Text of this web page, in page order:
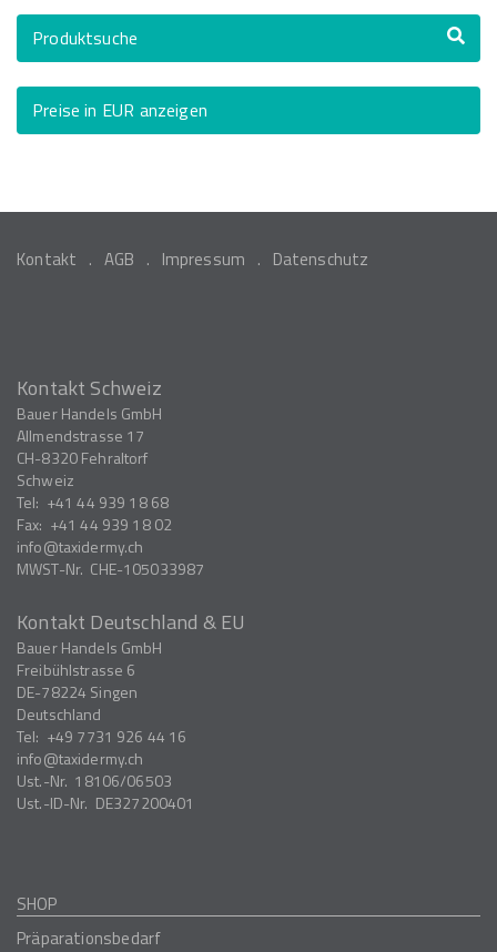
Produktsuche
Preise in EUR anzeigen
Kontakt AGB Impressum Datenschutz
Kontakt Schweiz
Bauer Handels GmbH
Allmendstrasse 17
CH-8320Fehraltorf
Schweiz
Tel: +41 44 939 18 68
Fax: +41 44 939 18 02
info
taxidermy.ch
MWST-Nr. CHE-105033987
Kontakt Deutschland & EU
Bauer Handels GmbH
Freibühlstrasse 6
DE-78224 Singen
Deutschland
Tel: +49 7731 926 44 16
info
taxidermy.ch
Ust.-Nr. 18106/06503
Ust.-ID-Nr. DE327200401
SHOP
Präparationsbedarf